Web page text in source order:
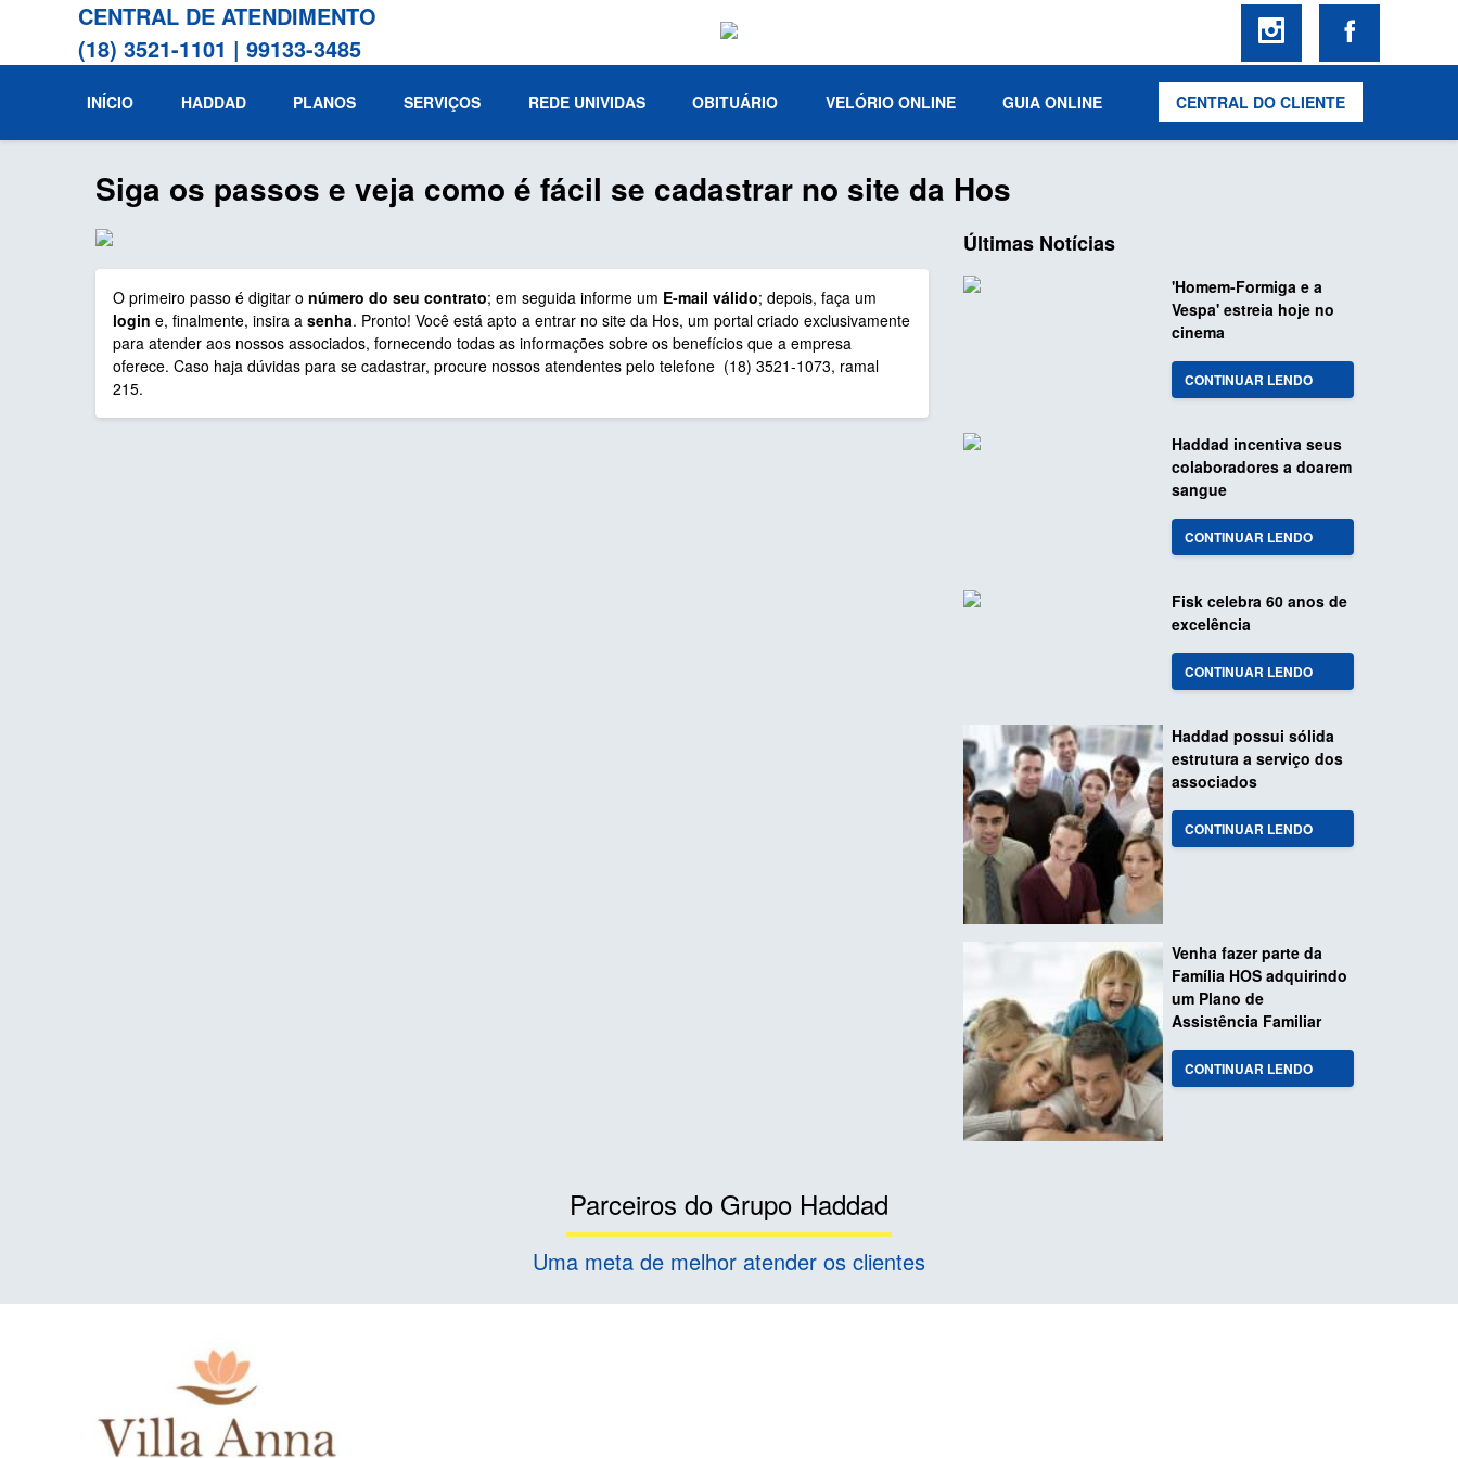
CENTRAL DE ATENDIMENTO
(18) 3521-1101 | 99133-3485
INÍCIO HADDAD PLANOS SERVIÇOS REDE UNIVIDAS OBITUÁRIO VELÓRIO ONLINE GUIA ONLINE CENTRAL DO CLIENTE
Siga os passos e veja como é fácil se cadastrar no site da Hos
O primeiro passo é digitar o número do seu contrato; em seguida informe um E-mail válido; depois, faça um
login e, finalmente, insira a senha. Pronto! Você está apto a entrar no site da Hos, um portal criado exclusivamente
para atender aos nossos associados, fornecendo todas as informações sobre os benefícios que a empresa
oferece. Caso haja dúvidas para se cadastrar, procure nossos atendentes pelo telefone (18) 3521-1073, ramal
215.
Últimas Notícias
'Homem-Formiga e a
Vespa' estreia hoje no
cinema
CONTINUAR LENDO
Haddad incentiva seus
colaboradores a doarem
sangue
CONTINUAR LENDO
Fisk celebra 60 anos de
excelência
CONTINUAR LENDO
Haddad possui sólida
estrutura a serviço dos
associados
CONTINUAR LENDO
Venha fazer parte da
Família HOS adquirindo
um Plano de
Assistência Familiar
CONTINUAR LENDO
Parceiros do Grupo Haddad
Uma meta de melhor atender os clientes